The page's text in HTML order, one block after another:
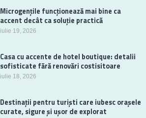
Microgențile funcționează mai bine ca
accent decât ca soluție practică
iulie 19, 2026
Casa cu accente de hotel boutique: detalii
sofisticate fără renovări costisitoare
iulie 18, 2026
Destinații pentru turiști care iubesc orașele
curate, sigure și ușor de explorat